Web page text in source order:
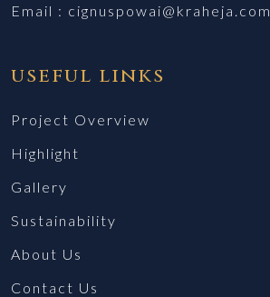
Email : cignuspowai@kraheja.com
useful links
Project Overview
Highlight
Gallery
Sustainability
About Us
Contact Us